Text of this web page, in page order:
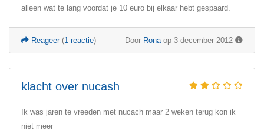
alleen wat te lang voordat je 10 euro bij elkaar hebt gespaard.
Door Rona op 3 december 2012
Reageer(1 reactie)
klacht over nucash
Ik was jaren te vreeden met nucach maar 2 weken terug kon ik
niet meer